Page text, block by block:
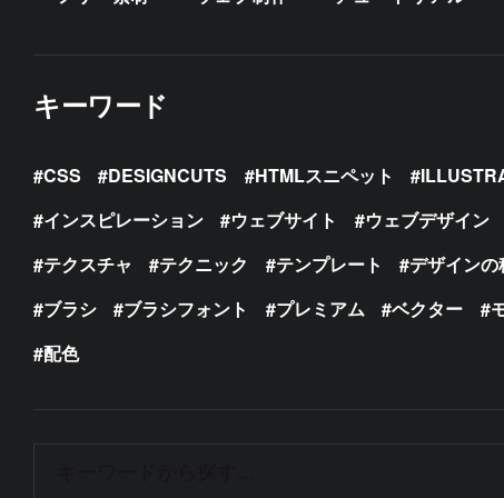
キーワード
CSS DESIGNCUTS HTMLスニペット
インスピレーション
ウェブサイト ウェブデザイン
テクスチャ
テクニック テンプレート デザインの
ブラシ
ブラシフォント プレミアム ベクター
配色